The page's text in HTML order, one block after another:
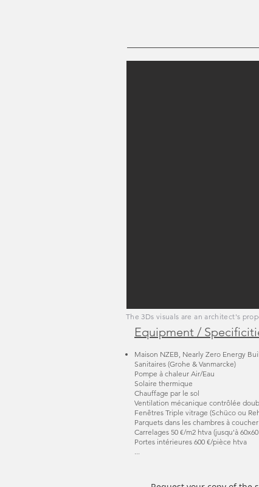
The 3Ds visuals are an architect's
Equipment /
Maison NZEB, Nearly Zero Energy
Sanitaires (Grohe & Vanmarcke)
Pompe à chaleur Air/Eau
Solaire thermique
Chauffage par le sol
Ventilation mécanique contrôlée
Fenêtres Triple vitrage (Schüco ou
Parquets dans les chambres à coucher
Carrelages 50 €/m2 htva (jusqu'à
Portes intérieures 600 €/pièce htva
...